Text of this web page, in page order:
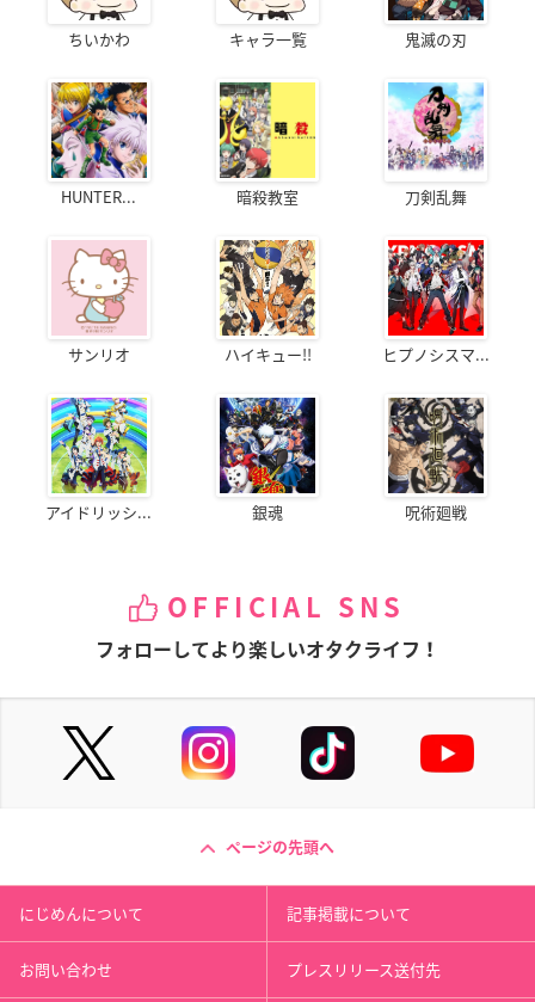
ちいかわ キャラ一覧 鬼滅の刃
HUNTER... 暗殺教室 刀剣乱舞
サンリオ ハイキュー!! ヒプノシスマ...
アイドリッシ... 銀魂 呪術廻戦
OFFICIAL SNS
フォローしてより楽しいオタクライフ！
ページの先頭へ
にじめんについて 記事掲載について
お問い合わせ プレスリリース送付先